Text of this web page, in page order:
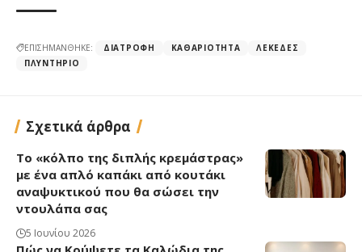
ΕΠΙΣΗΜΑΝΘΗΚΕ: ΔΙΑΤΡΟΦΉ ΚΑΘΑΡΙΌΤΗΤΑ
ΛΕΚΈΔΕΣ
ΠΛΥΝΤΉΡΙΟ
Σχετικά άρθρα
Το «κόλπο της διπλής κρεμάστρας»
με ένα απλό καπάκι από κουτάκι
αναψυκτικού που θα σώσει την
ντουλάπα σας
5 Ιουνίου 2026